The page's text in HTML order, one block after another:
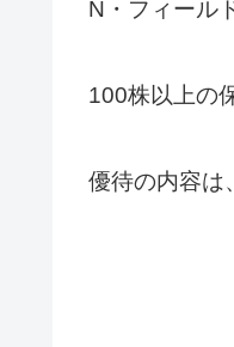
N・フィール
100株以上の
優待の内容は